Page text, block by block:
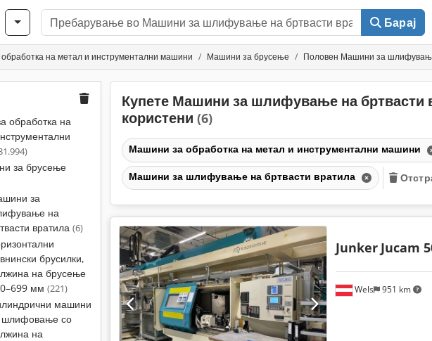
Барај
на метал и инструментални машини Машини за брусење Половен Машини за
обработка на
за брусење
за
на
вратила (6)
брусилки,
на брусење
мм (221)
машини
шлифовање со
на
Купете Машини за шлифување на бртвасти
користени (6)
Машини за обработка на метал и инструментални машини
Машини за шлифување на бртвасти вратила
Wels 951 km
Junker Jucam